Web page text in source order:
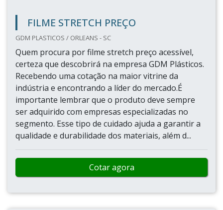
FILME STRETCH PREÇO
GDM PLASTICOS / ORLEANS - SC
Quem procura por filme stretch preço acessível,
certeza que descobrirá na empresa GDM Plásticos.
Recebendo uma cotação na maior vitrine da
indústria e encontrando a líder do mercado.É
importante lembrar que o produto deve sempre
ser adquirido com empresas especializadas no
segmento. Esse tipo de cuidado ajuda a garantir a
qualidade e durabilidade dos materiais, além d...
Cotar agora